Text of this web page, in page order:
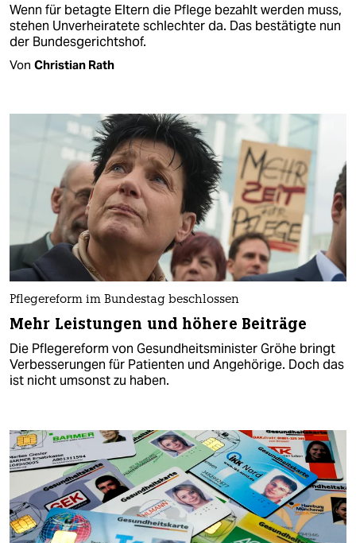
Wenn für betagte Eltern die Pflege bezahlt werden muss,
stehen Unverheiratete schlechter da. Das bestätigte nun
der Bundesgerichtshof.
Von Christian Rath
Pflegereform im Bundestag beschlossen
Mehr Leistungen und höhere Beiträge
Die Pflegereform von Gesundheitsminister Gröhe bringt
Verbesserungen für Patienten und Angehörige. Doch das
ist nicht umsonst zu haben.